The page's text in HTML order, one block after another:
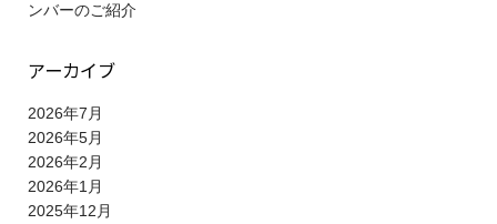
ンバーのご紹介
アーカイブ
2026年7月
2026年5月
2026年2月
2026年1月
2025年12月